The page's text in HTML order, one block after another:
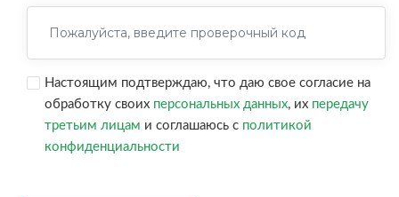
Настоящим подтверждаю, что даю свое согласие на
обработку своих персональных данных, их передачу
третьим лицам и соглашаюсь с политикой
конфиденциальности